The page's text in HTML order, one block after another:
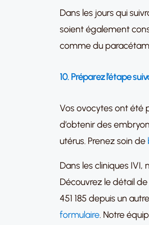
Dans les jours qui
soient également
comme du
10. Préparez l’étape
Vos ovocytes ont été
d’obtenir des
utérus. Prenez soin de
Dans les cliniques
Découvrez le détail
451 185 depuis un
formulaire. Notre